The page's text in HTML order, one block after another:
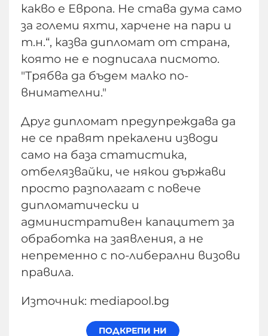
какво е Европа. Не става дума само
за големи яхти, харчене на пари и
т.н.“, казва дипломат от страна,
която не е подписала писмото.
"Трябва да бъдем малко по-
внимателни."
Друг дипломат предупреждава да
не се правят прекалени изводи
само на база статистика,
отбелязвайки, че някои държави
просто разполагат с повече
дипломатически и
административен капацитет за
обработка на заявления, а не
непременно с по-либерални визови
правила.
Източник: mediapool.bg